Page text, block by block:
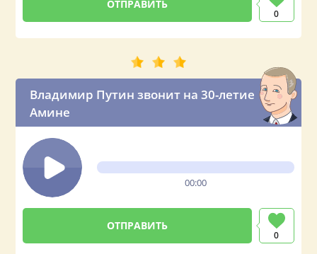
0
Владимир Путин звонит на 30-летие
Амине
00:00
0